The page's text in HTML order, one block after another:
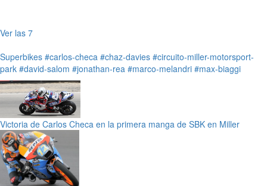
Ver las 7
Superbikes #carlos-checa #chaz-davies #circuito-miller-motorsport-
park #david-salom #jonathan-rea #marco-melandri #max-biaggi
Victoria de Carlos Checa en la primera manga de SBK en Miller